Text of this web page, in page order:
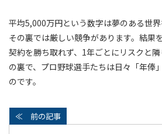
平均5,000万円という数字は夢のある世界
その裏では厳しい競争があります。結果
契約を勝ち取れず、1年ごとにリスクと
の裏で、プロ野球選手たちは日々「年俸
のです。